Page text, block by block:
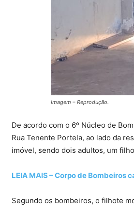
Imagem – Reprodução.
De acordo com o 6º Núcleo de
Rua Tenente Portela, ao lado da
imóvel, sendo dois adultos, um
LEIA MAIS – Corpo de Bombeiros
Segundo os bombeiros, o filhote